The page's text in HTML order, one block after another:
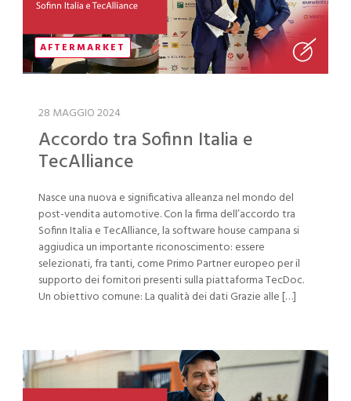
AFTERMARKET
28 MAGGIO 2024
Accordo tra Sofinn Italia e
TecAlliance
Nasce una nuova e significativa alleanza nel mondo del
post-vendita automotive. Con la firma dell’accordo tra
Sofinn Italia e TecAlliance, la software house campana si
aggiudica un importante riconoscimento: essere
selezionati, fra tanti, come Primo Partner europeo per il
supporto dei fornitori presenti sulla piattaforma TecDoc.
Un obiettivo comune: La qualità dei dati Grazie alle […]